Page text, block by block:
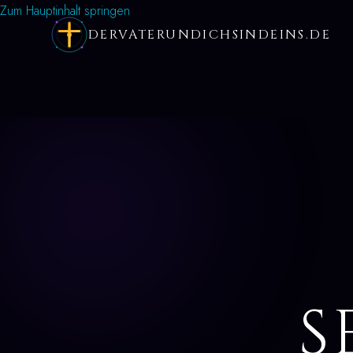
Zum Hauptinhalt springen
DERVATERUNDICHSINDEINS.DE